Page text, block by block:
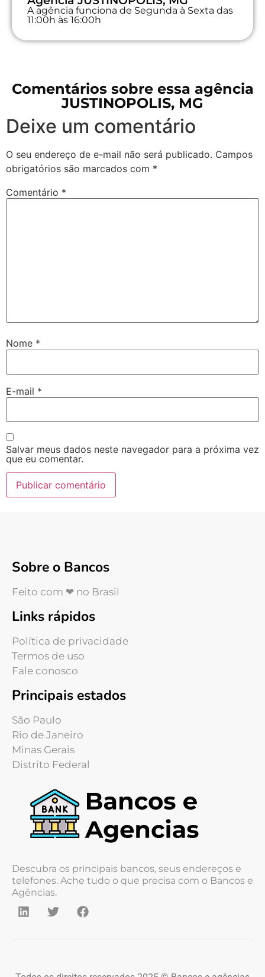
A agência funciona de Segunda à Sexta das
11:00h às 16:00h
Comentários sobre essa agência
JUSTINOPOLIS, MG
Deixe um comentário
O seu endereço de e-mail não será publicado. Campos
obrigatórios são marcados com *
Comentário *
Nome *
E-mail *
Salvar meus dados neste navegador para a próxima vez
que eu comentar.
Sobre o Bancos
Feito com ❤ no Brasil
Links rápidos
Política de privacidade
Termos de uso
Fale conosco
Principais estados
São Paulo
Rio de Janeiro
Minas Gerais
Distrito Federal
Descubra os principais bancos, seus endereços e
telefones. Ache tudo o que precisa com o Bancos e
Agências.